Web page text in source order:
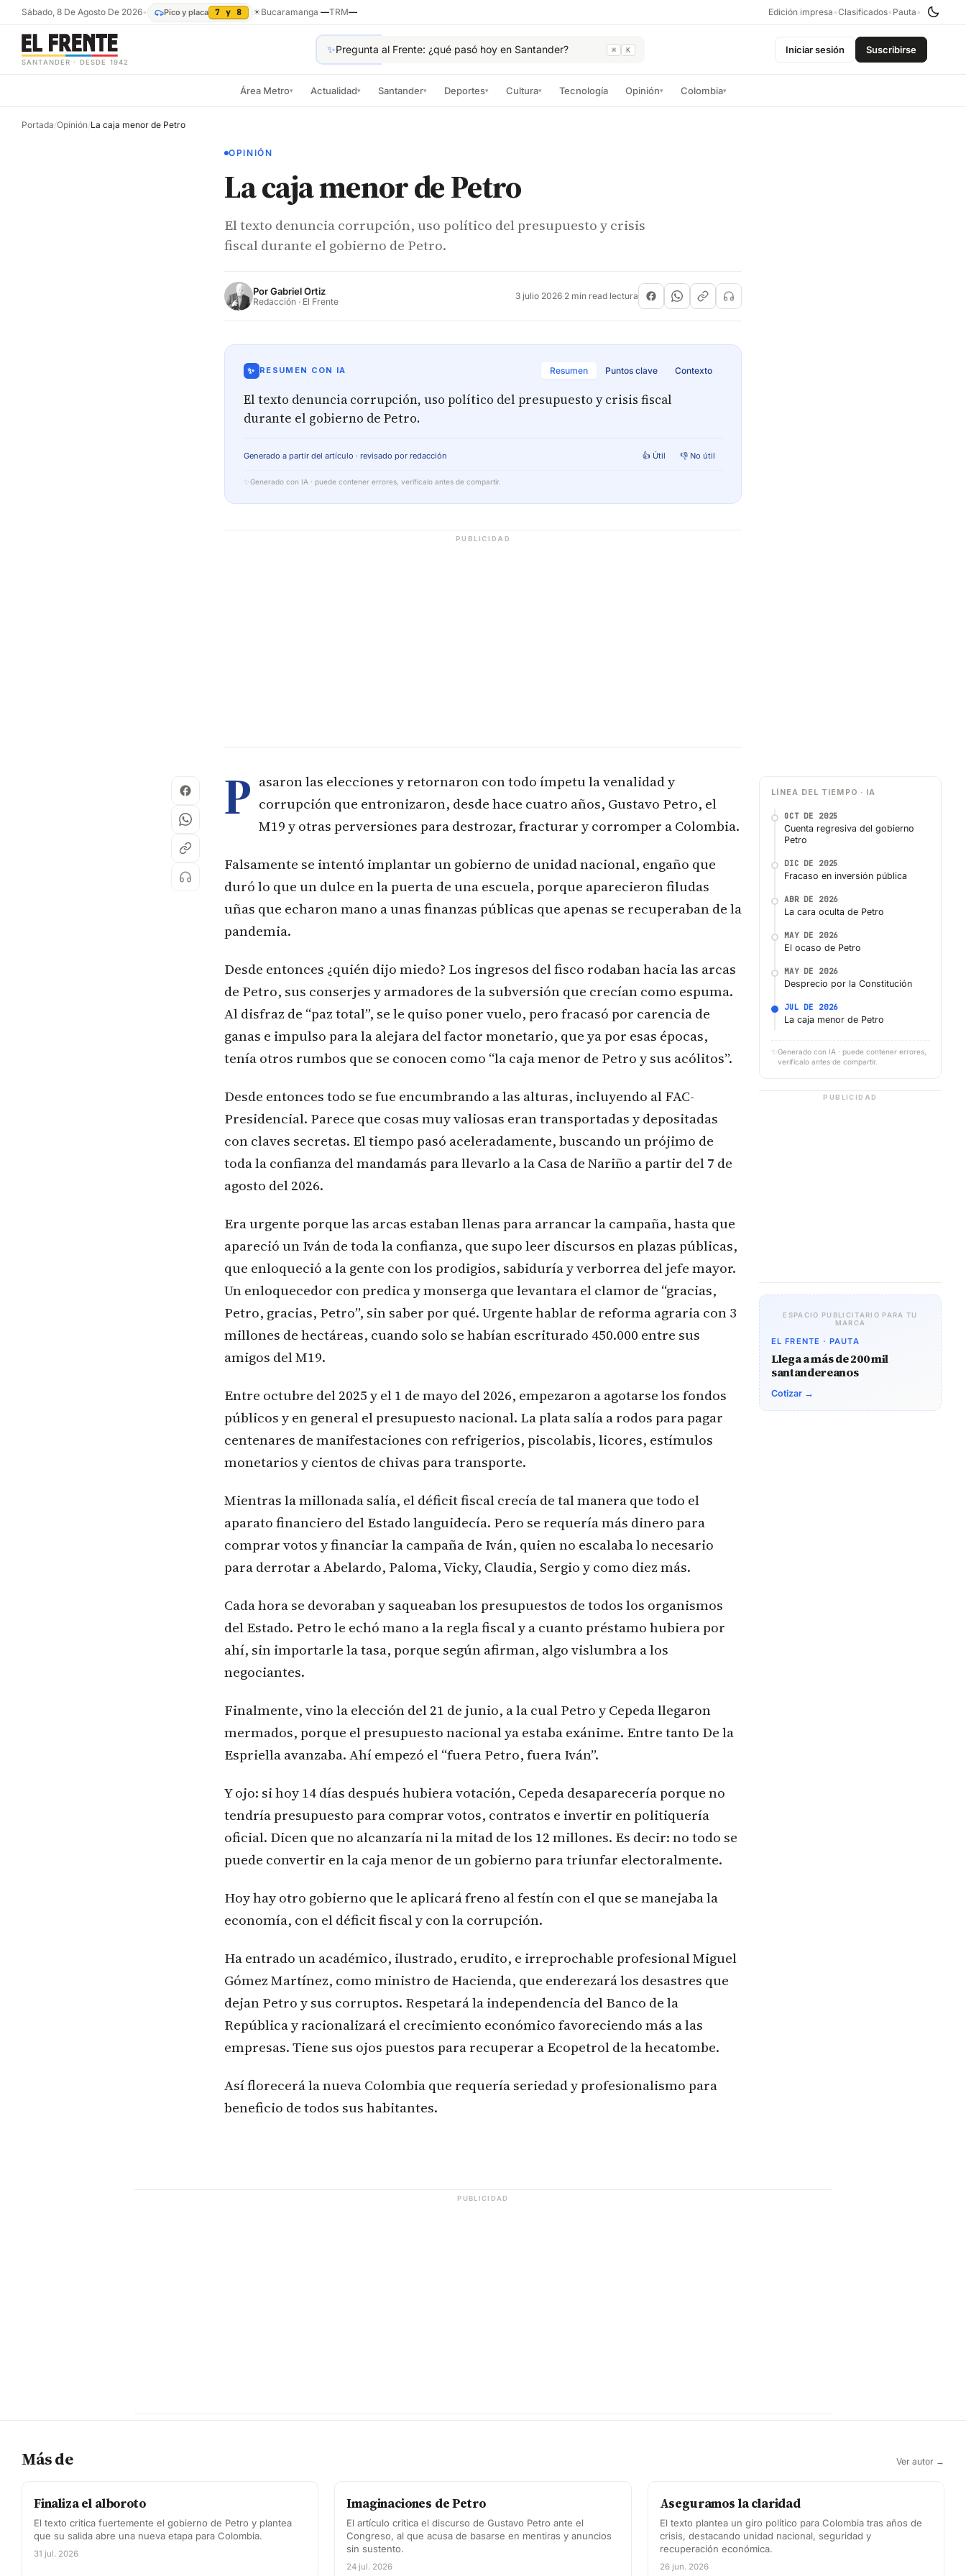
Sábado, 8 De Agosto De 2026• Pico y placa 7 y 8 ☀Bucaramanga —TRM— Edición impresa •Clasificados• Pauta •
SANTANDER · DESDE 1942
✨Pregunta al Frente: ¿qué pasó hoy en Santander? ⌘ K Iniciar sesión Suscribirse
Área Metro▾ Actualidad▾ Santander▾ Deportes▾ Cultura▾ Tecnología Opinión▾ Colombia▾
Portada/Opinión/La caja menor de Petro
OPINIÓN
La caja menor de Petro
El texto denuncia corrupción, uso político del presupuesto y crisis
fiscal durante el gobierno de Petro.
PorGabriel Ortiz
Redacción · El Frente 3 julio 2026·2 min read lectura
✨ RESUMEN CON IA Resumen Puntos clave Contexto
El texto denuncia corrupción, uso político del presupuesto y crisis fiscal
durante el gobierno de Petro.
Generado a partir del artículo · revisado por redacción 👍 Útil 👎 No útil
✨ Generado con IA · puede contener errores, verifícalo antes de compartir.
PUBLICIDAD
P asaron las elecciones y retornaron con todo ímpetu la venalidad y
corrupción que entronizaron, desde hace cuatro años, Gustavo Petro, el
M19 y otras perversiones para destrozar, fracturar y corromper a Colombia.
Falsamente se intentó implantar un gobierno de unidad nacional, engaño que
duró lo que un dulce en la puerta de una escuela, porque aparecieron filudas
uñas que echaron mano a unas finanzas públicas que apenas se recuperaban de la
pandemia.
Desde entonces ¿quién dijo miedo? Los ingresos del fisco rodaban hacia las arcas
de Petro, sus conserjes y armadores de la subversión que crecían como espuma.
Al disfraz de “paz total”, se le quiso poner vuelo, pero fracasó por carencia de
ganas e impulso para la alejara del factor monetario, que ya por esas épocas,
tenía otros rumbos que se conocen como “la caja menor de Petro y sus acólitos”.
Desde entonces todo se fue encumbrando a las alturas, incluyendo al FAC-
Presidencial. Parece que cosas muy valiosas eran transportadas y depositadas
con claves secretas. El tiempo pasó aceleradamente, buscando un prójimo de
toda la confianza del mandamás para llevarlo a la Casa de Nariño a partir del 7 de
agosto del 2026.
Era urgente porque las arcas estaban llenas para arrancar la campaña, hasta que
apareció un Iván de toda la confianza, que supo leer discursos en plazas públicas,
que enloqueció a la gente con los prodigios, sabiduría y verborrea del jefe mayor.
Un enloquecedor con predica y monserga que levantara el clamor de “gracias,
Petro, gracias, Petro”, sin saber por qué. Urgente hablar de reforma agraria con 3
millones de hectáreas, cuando solo se habían escriturado 450.000 entre sus
amigos del M19.
Entre octubre del 2025 y el 1 de mayo del 2026, empezaron a agotarse los fondos
públicos y en general el presupuesto nacional. La plata salía a rodos para pagar
centenares de manifestaciones con refrigerios, piscolabis, licores, estímulos
monetarios y cientos de chivas para transporte.
Mientras la millonada salía, el déficit fiscal crecía de tal manera que todo el
aparato financiero del Estado languidecía. Pero se requería más dinero para
comprar votos y financiar la campaña de Iván, quien no escalaba lo necesario
para derrotar a Abelardo, Paloma, Vicky, Claudia, Sergio y como diez más.
Cada hora se devoraban y saqueaban los presupuestos de todos los organismos
del Estado. Petro le echó mano a la regla fiscal y a cuanto préstamo hubiera por
ahí, sin importarle la tasa, porque según afirman, algo vislumbra a los
negociantes.
Finalmente, vino la elección del 21 de junio, a la cual Petro y Cepeda llegaron
mermados, porque el presupuesto nacional ya estaba exánime. Entre tanto De la
Espriella avanzaba. Ahí empezó el “fuera Petro, fuera Iván”.
Y ojo: si hoy 14 días después hubiera votación, Cepeda desaparecería porque no
tendría presupuesto para comprar votos, contratos e invertir en politiquería
oficial. Dicen que no alcanzaría ni la mitad de los 12 millones. Es decir: no todo se
puede convertir en la caja menor de un gobierno para triunfar electoralmente.
Hoy hay otro gobierno que le aplicará freno al festín con el que se manejaba la
economía, con el déficit fiscal y con la corrupción.
Ha entrado un académico, ilustrado, erudito, e irreprochable profesional Miguel
Gómez Martínez, como ministro de Hacienda, que enderezará los desastres que
dejan Petro y sus corruptos. Respetará la independencia del Banco de la
República y racionalizará el crecimiento económico favoreciendo más a las
empresas. Tiene sus ojos puestos para recuperar a Ecopetrol de la hecatombe.
Así florecerá la nueva Colombia que requería seriedad y profesionalismo para
beneficio de todos sus habitantes.
LÍNEA DEL TIEMPO · IA
OCT DE 2025
Cuenta regresiva del gobierno
Petro
DIC DE 2025
Fracaso en inversión pública
ABR DE 2026
La cara oculta de Petro
MAY DE 2026
El ocaso de Petro
MAY DE 2026
Desprecio por la Constitución
JUL DE 2026
La caja menor de Petro
✨ Generado con IA · puede contener errores,
verifícalo antes de compartir.
PUBLICIDAD
ESPACIO PUBLICITARIO PARA TU
MARCA
EL FRENTE · PAUTA
Llega a más de 200 mil
santandereanos
Cotizar →
PUBLICIDAD
Más de Ver autor →
Finaliza el alboroto
El texto critica fuertemente el gobierno de Petro y plantea
que su salida abre una nueva etapa para Colombia.
31 jul. 2026
Imaginaciones de Petro
El artículo critica el discurso de Gustavo Petro ante el
Congreso, al que acusa de basarse en mentiras y anuncios
sin sustento.
24 jul. 2026
Aseguramos la claridad
El texto plantea un giro político para Colombia tras años de
crisis, destacando unidad nacional, seguridad y
recuperación económica.
26 jun. 2026